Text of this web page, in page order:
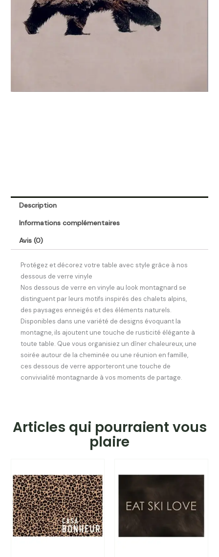
Description
Informations complémentaires
Avis (0)
Protégez et décorez votre table avec style grâce à nos
dessous de verre vinyle
Nos dessous de verre en vinyle au look montagnard se
distinguent par leurs motifs inspirés des chalets alpins,
des paysages enneigés et des éléments naturels.
Disponibles dans une variété de designs évoquant la
montagne, ils ajoutent une touche de rusticité élégante à
toute table. Que vous organisiez un dîner chaleureux, une
soirée autour de la cheminée ou une réunion en famille,
ces dessous de verre apporteront une touche de
convivialité montagnarde à vos moments de partage.
Articles qui pourraient vous
plaire